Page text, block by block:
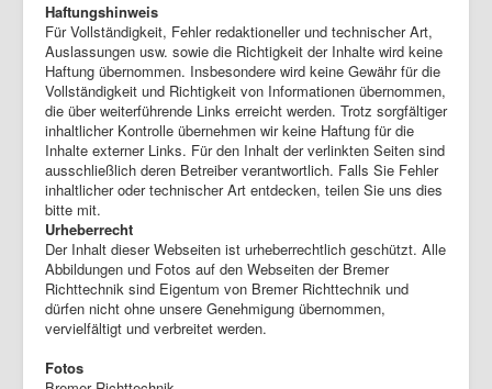
Haftungshinweis
Für Vollständigkeit, Fehler redaktioneller und technischer Art,
Auslassungen usw. sowie die Richtigkeit der Inhalte wird keine
Haftung übernommen. Insbesondere wird keine Gewähr für die
Vollständigkeit und Richtigkeit von Informationen übernommen,
die über weiterführende Links erreicht werden. Trotz sorgfältiger
inhaltlicher Kontrolle übernehmen wir keine Haftung für die
Inhalte externer Links. Für den Inhalt der verlinkten Seiten sind
ausschließlich deren Betreiber verantwortlich. Falls Sie Fehler
inhaltlicher oder technischer Art entdecken, teilen Sie uns dies
bitte mit.
Urheberrecht
Der Inhalt dieser Webseiten ist urheberrechtlich geschützt. Alle
Abbildungen und Fotos auf den Webseiten der Bremer
Richttechnik sind Eigentum von Bremer Richttechnik und
dürfen nicht ohne unsere Genehmigung übernommen,
vervielfältigt und verbreitet werden.
Fotos